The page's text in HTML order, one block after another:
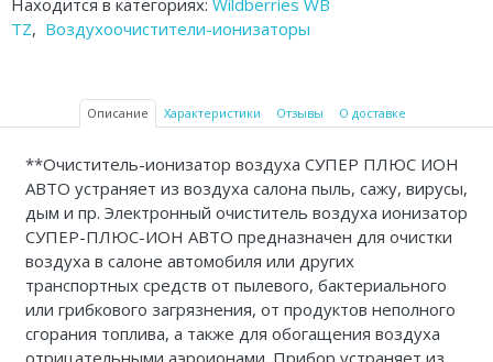
Находится в категориях: Wildberries WB
TZ, Воздухоочистители-ионизаторы
Описание Характеристики Отзывы О доставке
**Очиститель-ионизатор воздуха СУПЕР ПЛЮС ИОН
АВТО устраняет из воздуха салона пыль, сажу, вирусы,
дым и пр. Электронный очиститель воздуха ионизатор
СУПЕР-ПЛЮС-ИОН АВТО предназначен для очистки
воздуха в салоне автомобиля или других
транспортных средств от пылевого, бактериального
или грибкового загрязнения, от продуктов неполного
сгорания топлива, а также для обогащения воздуха
Аптечки и таблетницы
Вспомогательные устройства для
Резиновые грелки
Кислородные устройства
Медицинские иглы и катетеры
Медицинские перчатки